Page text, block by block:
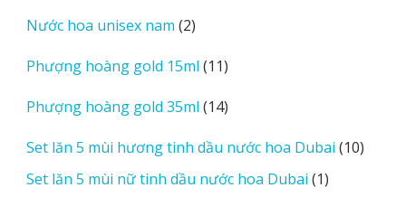
phẩm
Nước hoa unisex nam 22
phẩm
Phượng hoàng gold 15ml 1111
phẩm
Phượng hoàng gold 35ml 1414
phẩm
Set lăn 5 mùi hương tinh dầu nước hoa Dubai 1010
Set lăn 5 mùi nữ tinh dầu nước hoa Dubai 11